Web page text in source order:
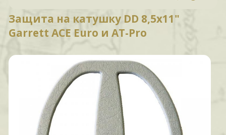
Защита на катушку DD 8,5х11"
Garrett ACE Euro и AT-Pro